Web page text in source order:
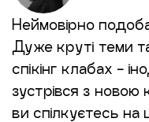
Неймовірно
Дуже круті теми
спікінг клабах -
зустрівся з
ви спілкуєтесь на